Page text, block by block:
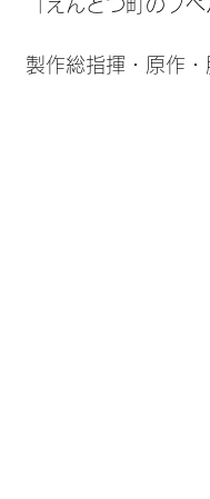
製作総指揮・原作